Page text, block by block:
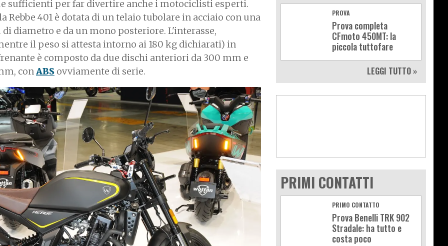
sufficienti per far divertire anche i motociclisti esperti.
Rebbe 401 è dotata di un telaio tubolare in acciaio con una
diametro e da un mono posteriore. L'interasse,
il peso si attesta intorno ai 180 kg dichiarati) in
è composto da due dischi anteriori da 300 mm e
conABS ovviamente di serie.
PROVA
Prova completa
CFmoto 450MT: la
piccola tuttofare
LEGGI TUTTO »
PRIMI CONTATTI
PRIMO CONTATTO
Prova Benelli TRK 902
Stradale: ha tutto e
costa poco